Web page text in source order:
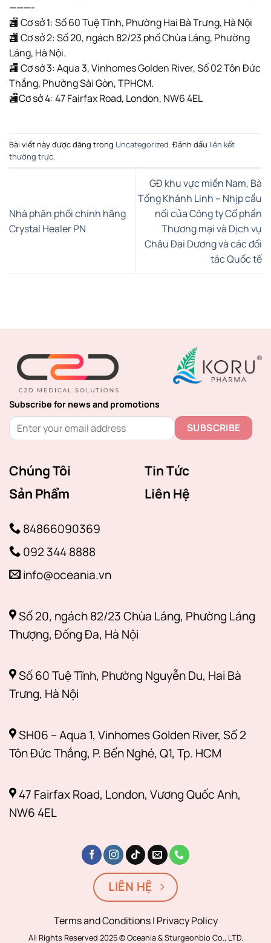
———-
🏬 Cơ sở 1: Số 60 Tuệ Tĩnh, Phường Hai Bà Trưng, Hà Nội
🏬 Cơ sở 2: Số 20, ngách 82/23 phố Chùa Láng, Phường
Láng, Hà Nội.
🏬 Cơ sở 3: Aqua 3, Vinhomes Golden River, Số 02 Tôn Đức
Thắng, Phường Sài Gòn, TPHCM.
🏬Cơ sở 4: 47 Fairfax Road, London, NW6 4EL
Bài viết này được đăng trong Uncategorized. Đánh dấu liên kết
thường trực.
Nhà phân phối chính hãng
Crystal Healer PN
GĐ khu vực miền Nam, Bà
Tống Khánh Linh – Nhịp cầu
nối của Công ty Cổ phần
Thương mại và Dịch vụ
Châu Đại Dương và các đối
tác Quốc tế
Subscribe for news and promotions
Chúng Tôi
Sản Phẩm
Tin Tức
Liên Hệ
84866090369
092 344 8888
info@oceania.vn
Số 20, ngách 82/23 Chùa Láng, Phường Láng
Thượng, Đống Đa, Hà Nội
Số 60 Tuệ Tĩnh, Phường Nguyễn Du, Hai Bà
Trưng, Hà Nội
SH06 – Aqua 1, Vinhomes Golden River, Số 2
Tôn Đức Thắng, P. Bến Nghé, Q1, Tp. HCM
47 Fairfax Road, London, Vương Quốc Anh,
NW6 4EL
LIÊN HỆ
Terms and Conditions | Privacy Policy
All Rights Reserved 2025 © Oceania & Sturgeonbio Co., LTD.